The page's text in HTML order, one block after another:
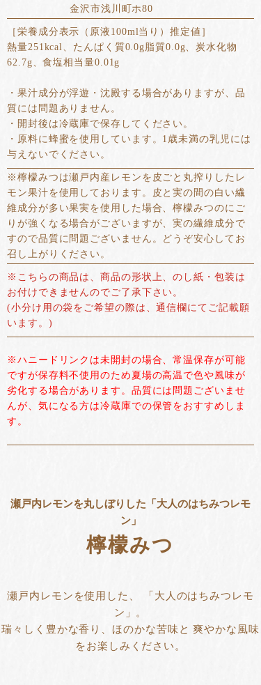
金沢市浅川町ホ80
［栄養成分表示（原液100ml当り）推定値］
熱量251kcal、たんぱく質0.0g脂質0.0g、炭水化物
62.7g、食塩相当量0.01g
・果汁成分が浮遊・沈殿する場合がありますが、品
質には問題ありません。
・開封後は冷蔵庫で保存してください。
・原料に蜂蜜を使用しています。1歳未満の乳児には
与えないでください。
※檸檬みつは瀬戸内産レモンを皮ごと丸搾りしたレ
モン果汁を使用しております。皮と実の間の白い繊
維成分が多い果実を使用した場合、檸檬みつのにご
りが強くなる場合がございますが、実の繊維成分で
すので品質に問題ございません。どうぞ安心してお
召し上がりください。
※こちらの商品は、商品の形状上、のし紙・包装は
お付けできませんのでご了承下さい。
(小分け用の袋をご希望の際は、通信欄にてご記載願
います。)
※ハニードリンクは未開封の場合、常温保存が可能
ですが保存料不使用のため夏場の高温で色や風味が
劣化する場合があります。品質には問題ございませ
んが、気になる方は冷蔵庫での保管をおすすめしま
す。
瀬戸内レモンを丸しぼりした「大人のはちみつレモ
ン」
檸檬みつ
瀬戸内レモンを使用した、
「大人のはちみつレモ
ン」。
瑞々しく豊かな香り、ほのかな苦味と 爽やかな風味
をお楽しみください。